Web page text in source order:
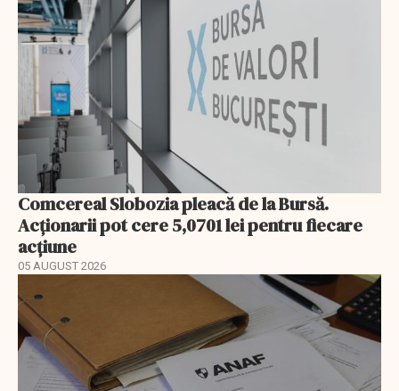
Comcereal Slobozia pleacă de la Bursă.
Acționarii pot cere 5,0701 lei pentru fiecare
acțiune
05 AUGUST 2026